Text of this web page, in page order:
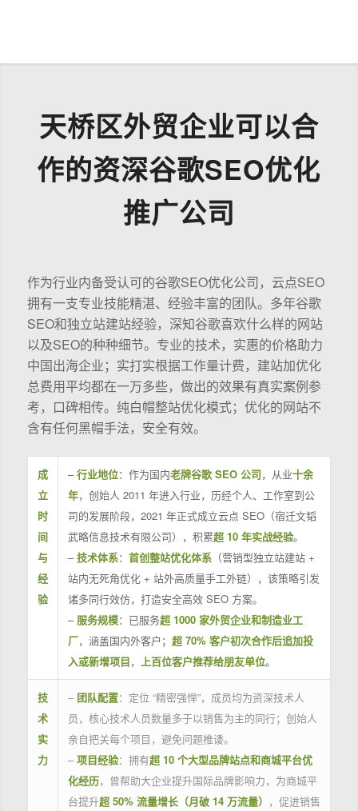
天桥区外贸企业可以合
作的资深谷歌SEO优化
推广公司
作为行业内备受认可的谷歌SEO优化公司，云点SEO
拥有一支专业技能精湛、经验丰富的团队。多年谷歌
SEO和独立站建站经验，深知谷歌喜欢什么样的网站
以及SEO的种种细节。专业的技术，实惠的价格助力
中国出海企业；实打实根据工作量计费，建站加优化
总费用平均都在一万多些，做出的效果有真实案例参
考，口碑相传。纯白帽整站优化模式；优化的网站不
含有任何黑帽手法，安全有效。
成
立
时
间
与
经
验
–行业地位：作为国内老牌谷歌 SEO 公司，从业十余
年，创始人 2011 年进入行业，历经个人、工作室到公
司的发展阶段，2021 年正式成立云点 SEO（宿迁文韬
武略信息技术有限公司），积累超 10 年实战经验。
–技术体系： 首创整站优化体系（营销型独立站建站 +
站内无死角优化 + 站外高质量手工外链），该策略引发
诸多同行效仿，打造安全高效 SEO 方案。
– 服务规模：已服务超 1000 家外贸企业和制造业工
厂，涵盖国内外客户； 超 70% 客户初次合作后追加投
入或新增项目， 上百位客户推荐给朋友单位。
技
术
实
力
– 团队配置：定位 “精密强悍”，成员均为资深技术人
员，核心技术人员数量多于以销售为主的同行；创始人
亲自把关每个项目，避免问题推诿。
– 项目经验：拥有超 10 个大型品牌站点和商城平台优
化经历，曾帮助大企业提升国际品牌影响力，为商城平
台提升超 50% 流量增长（月破 14 万流量） ，促进销售